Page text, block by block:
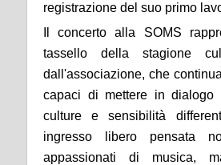
registrazione del suo primo
Il concerto alla SOMS
tassello della stagione
dall'associazione, che
capaci di mettere in dialogo
culture e sensibilità
ingresso libero pensata
appassionati di musica,